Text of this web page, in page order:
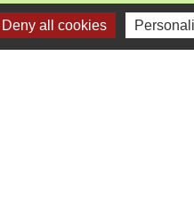
Deny all cookies